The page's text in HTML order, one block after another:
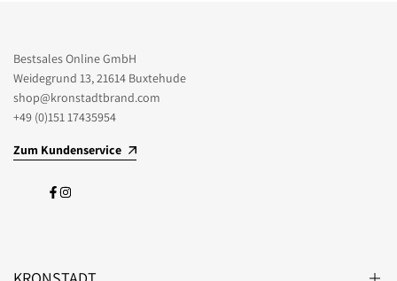
Bestsales Online GmbH
Weidegrund 13, 21614 Buxtehude
shop@kronstadtbrand.com
+49 (0)151 17435954
Zum Kundenservice
Facebook
Instagram